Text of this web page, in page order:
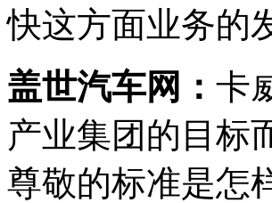
快这方面业务的
盖世汽车网： 卡
产业集团的目标
尊敬的标准是怎